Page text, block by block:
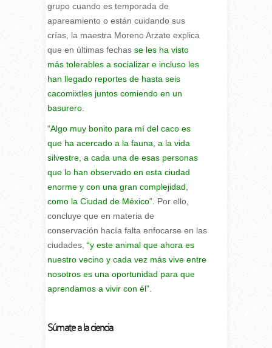
grupo cuando es temporada de
apareamiento o están cuidando sus
crías, la maestra Moreno Arzate explica
que en últimas fechas se les ha visto
más tolerables a socializar e incluso les
han llegado reportes de hasta seis
cacomixtles juntos comiendo en un
basurero.
“Algo muy bonito para mí del caco es
que ha acercado a la fauna, a la vida
silvestre, a cada una de esas personas
que lo han observado en esta ciudad
enorme y con una gran complejidad,
como la Ciudad de México”. Por ello,
concluye que en materia de
conservación hacía falta enfocarse en las
ciudades, “y este animal que ahora es
nuestro vecino y cada vez más vive entre
nosotros es una oportunidad para que
aprendamos a vivir con él”.
Súmate a la ciencia